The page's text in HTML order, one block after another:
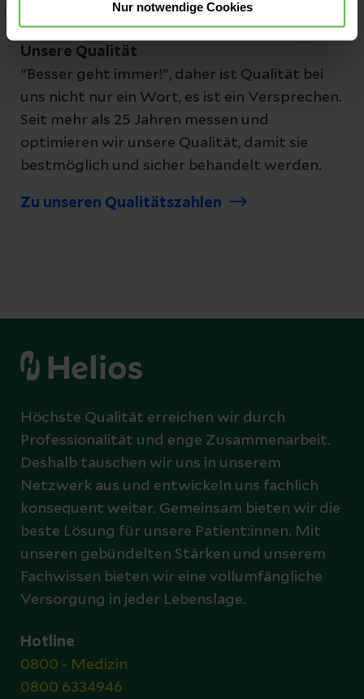
Nur notwendige Cookies
Unsere Qualität
"Besser geht immer!", daher ist Qualität bei
uns nicht nur ein Wort, es ist ein Versprechen.
Seit mehr als 25 Jahren messen und
optimieren wir unsere Qualität, damit sie
bestmöglich und sicher behandelt werden.
Zu unseren Qualitätszahlen
Höchste Qualität erreichen wir durch
Professionalität und enge Zusammenarbeit.
Deshalb tauschen wir uns in unserem
Netzwerk aus und entwickeln uns fachlich
konsequent weiter. Gemeinsam bieten wir die
beste Lösung für unsere Patient:innen. Mit
unseren gebündelten Stärken und unserem
Fachwissen bieten wir eine vollumfängliche
Versorgung in jeder Lebenslage.
Hotline
0800 - Medizin
0800 6334946